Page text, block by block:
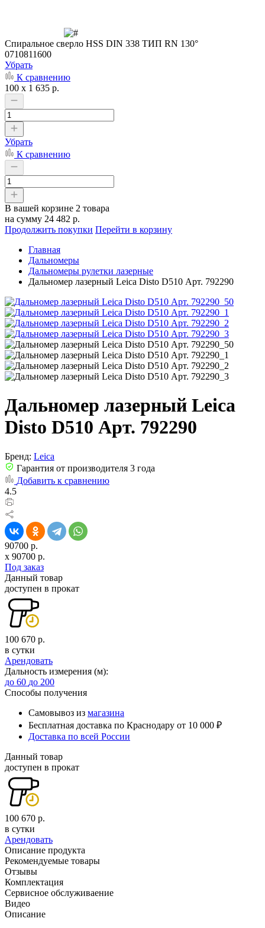
Cпиральное сверло HSS DIN 338 ТИП RN 130°
0710811600
Убрать
К сравнению
100 x 1 635 р.
Убрать
К сравнению
В вашей корзине 2 товара
на сумму 24 482 р.
Продолжить покупки Перейти в корзину
Главная
Дальномеры
Дальномеры рулетки лазерные
Дальномер лазерный Leica Disto D510 Арт. 792290
Дальномер лазерный Leica
Disto D510 Арт. 792290
Бренд: Leica
Гарантия от производителя 3 года
Добавить к сравнению
4.5
90700 р.
x 90700 р.
Под заказ
Данный товар
доступен в прокат
100 670 р.
в сутки
Арендовать
Дальность измерения (м):
до 60 до 200
Способы получения
Самовывоз из магазина
Бесплатная доставка по Краснодару от 10 000 ₽
Доставка по всей России
Данный товар
доступен в прокат
100 670 р.
в сутки
Арендовать
Описание продукта
Рекомендуемые товары
Отзывы
Комплектация
Сервисное обслуживаение
Видео
Описание